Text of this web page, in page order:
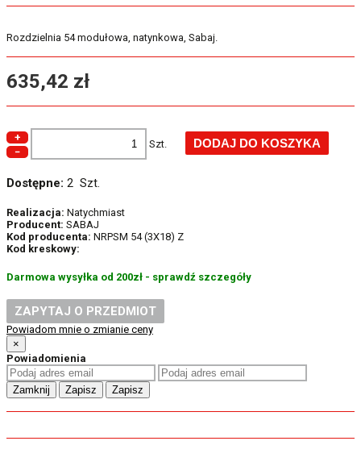
Rozdzielnia 54 modułowa, natynkowa, Sabaj.
635,42 zł
+
−
Szt.
Dostępne: 2 Szt.
Realizacja: Natychmiast
Producent: SABAJ
Kod producenta: NRPSM 54 (3X18) Z
Kod kreskowy:
Darmowa wysyłka od 200zł - sprawdź szczegóły
ZAPYTAJ O PRZEDMIOT
Powiadom mnie o zmianie ceny
×
Powiadomienia
Zamknij Zapisz Zapisz